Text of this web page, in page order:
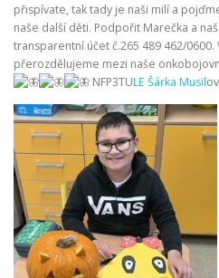
přispívate, tak tady je naši milí a
naše další děti. Podpořit Marečka a
transparentní účet č.265 489 462/0600.
přerozdělujeme mezi naše
NFP3TULE Šárka Musil